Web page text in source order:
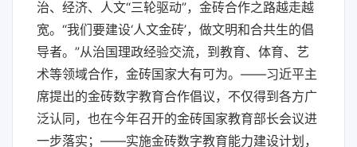
治、经济、人文“三轮驱动”，金砖合作之路越走越
宽。“我们要建设‘人文金砖’，做文明和合共生的倡
导者。”从治国理政经验交流，到教育、体育、艺
术等领域合作，金砖国家大有可为。——习近平主
席提出的金砖数字教育合作倡议，不仅得到各方广
泛认同，也在今年召开的金砖国家教育部长会议进
一步落实；——实施金砖数字教育能力建设计划，